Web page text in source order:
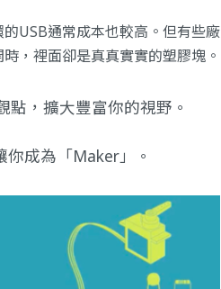
USB通常成本也較高。但有些廠
，裡面卻是真真實實的塑膠塊。
點，擴大豐富你的視野。
成為「Maker」 。